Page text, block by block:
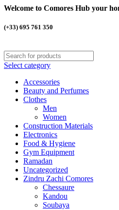
Welcome to Comores Hub your
(+33) 695 761 350
Select category
Accessories
Beauty and Perfumes
Clothes
Men
Women
Construction Materials
Electronics
Food & Hygiene
Gym Equipment
Ramadan
Uncategorized
Zindru Zachi Comores
Chessaure
Kandou
Soubaya